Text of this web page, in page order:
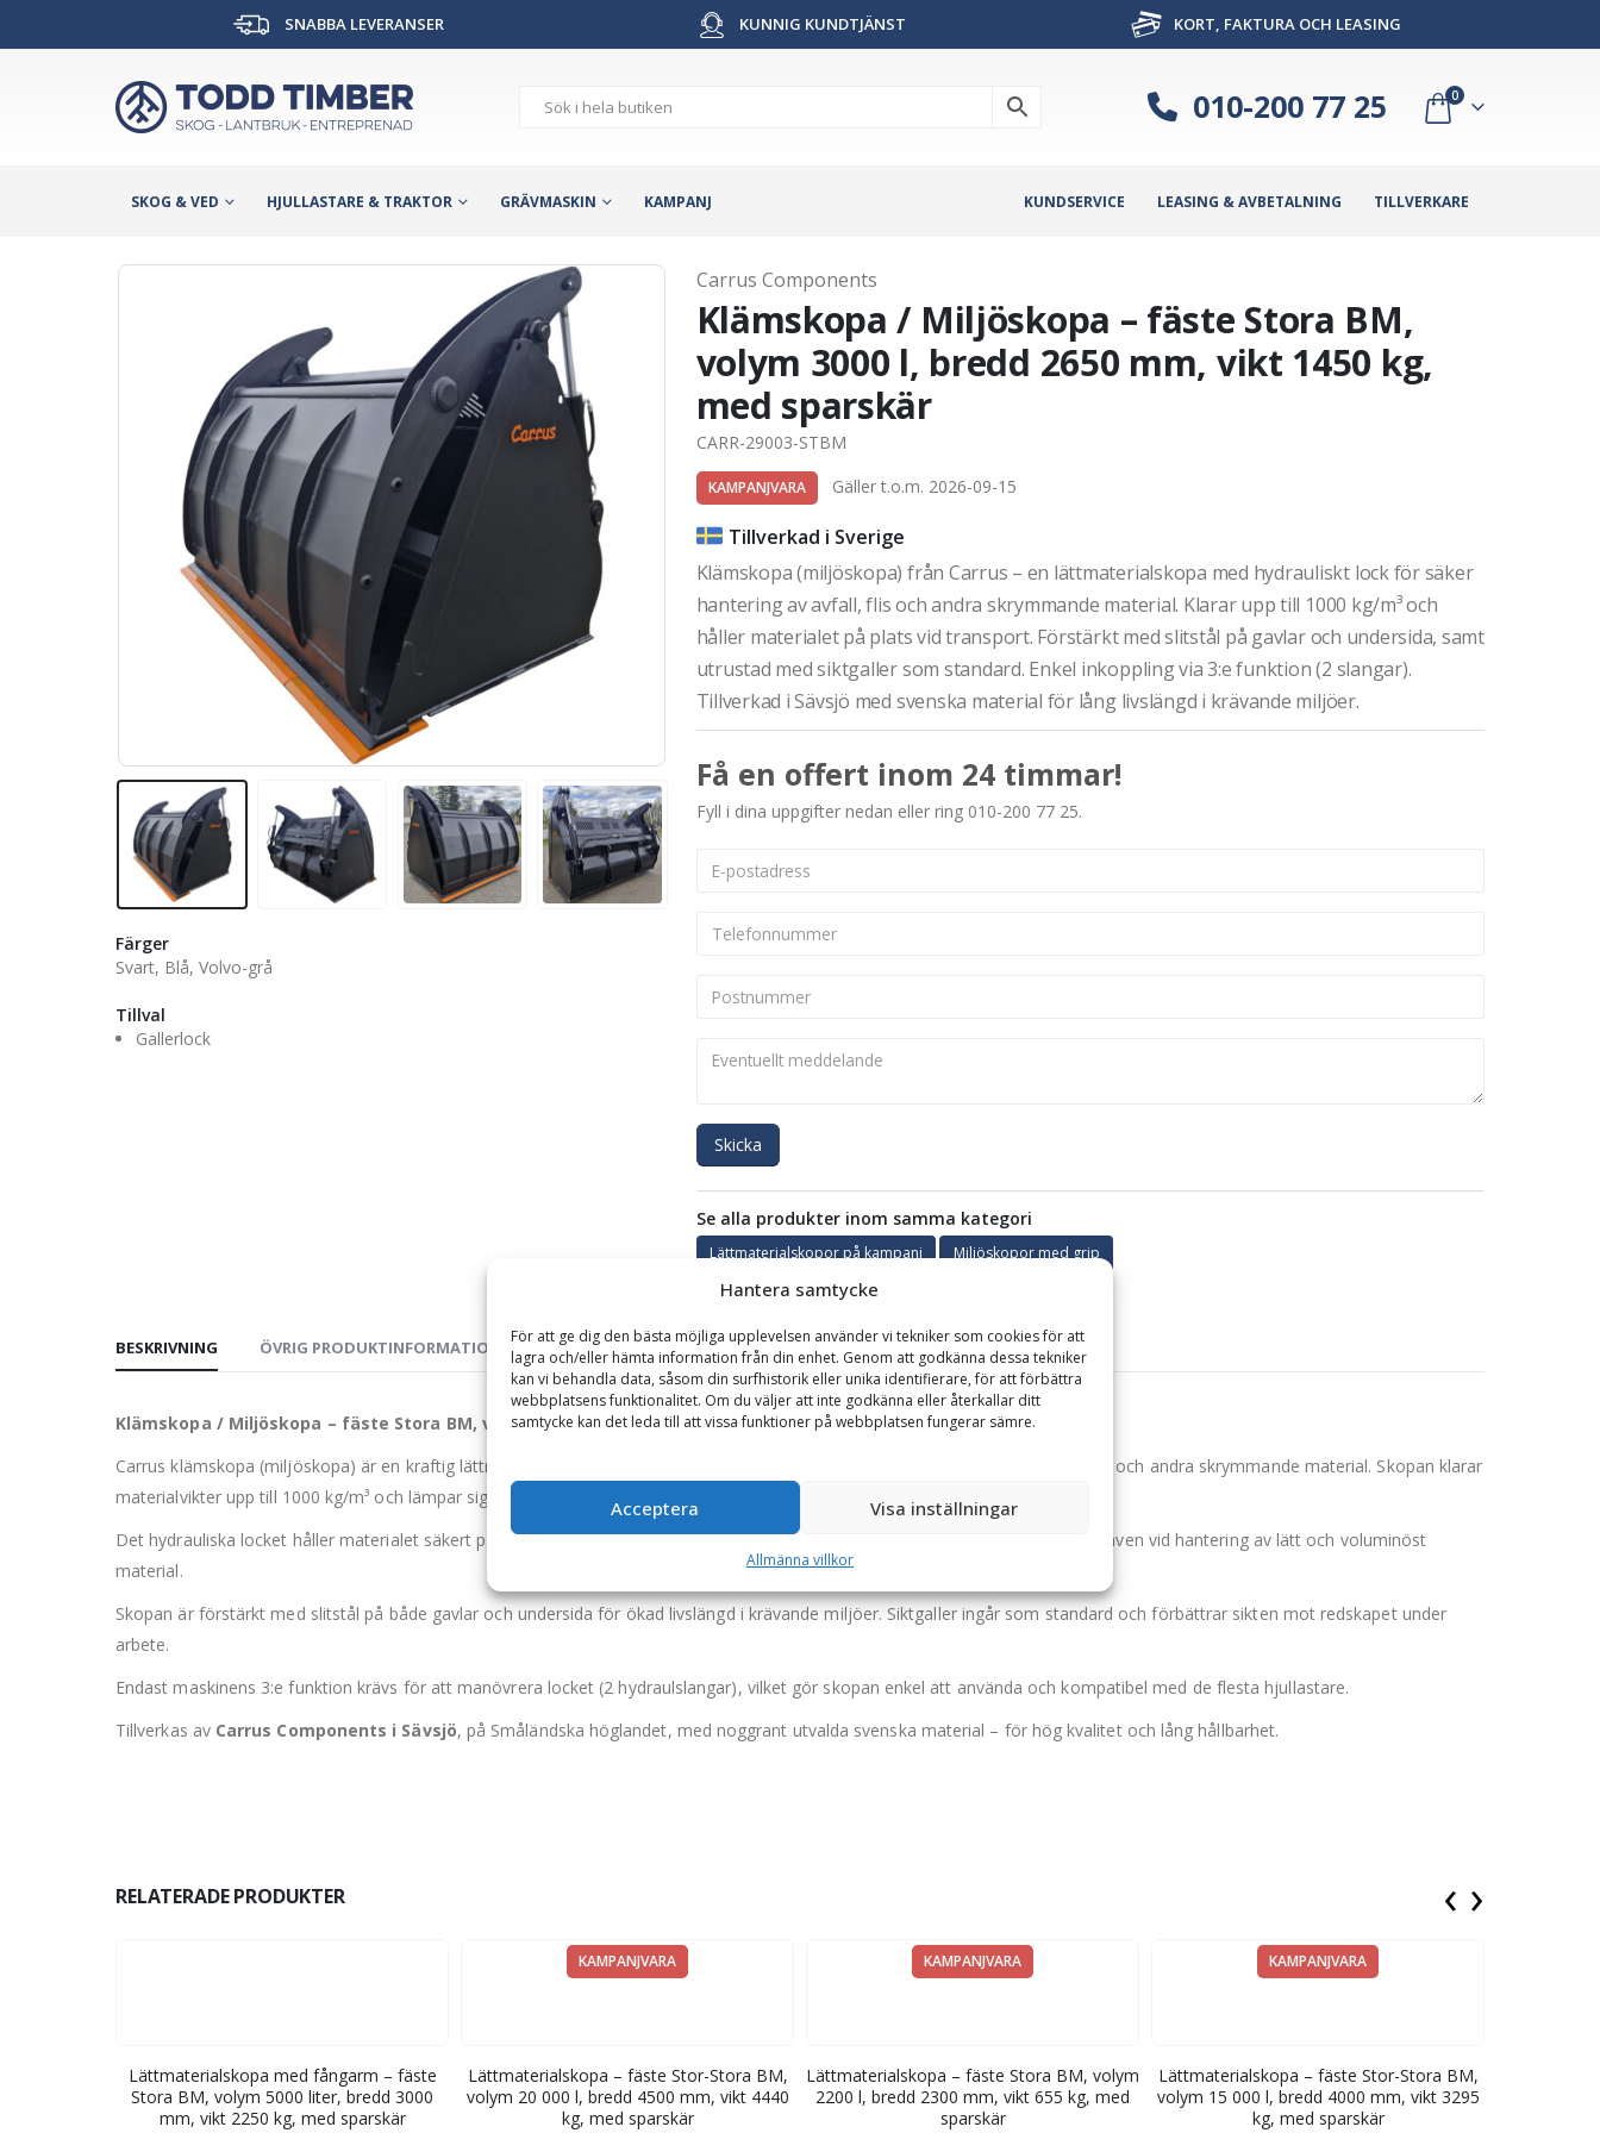
Hantera samtycke
För att ge dig den bästa möjliga upplevelsen använder vi tekniker som cookies för att
lagra och/eller hämta information från din enhet. Genom att godkänna dessa tekniker
kan vi behandla data, såsom din surfhistorik eller unika identifierare, för att förbättra
webbplatsens funktionalitet. Om du väljer att inte godkänna eller återkallar ditt
samtycke kan det leda till att vissa funktioner på webbplatsen fungerar sämre.
Acceptera Visa inställningar
Allmänna villkor
SNABBA LEVERANSER KUNNIG KUNDTJÄNST KORT, FAKTURA OCH LEASING
010-200 77 25 0
SKOG & VED HJULLASTARE & TRAKTOR GRÄVMASKIN KAMPANJ KUNDSERVICE LEASING & AVBETALNING TILLVERKARE
Färger
Svart, Blå, Volvo-grå
Tillval
Gallerlock
Carrus Components
Klämskopa / Miljöskopa – fäste Stora BM,
volym 3000 l, bredd 2650 mm, vikt 1450 kg,
med sparskär
CARR-29003-STBM
KAMPANJVARA Gäller t.o.m. 2026-09-15
Tillverkad i Sverige
Klämskopa (miljöskopa) från Carrus – en lättmaterialskopa med hydrauliskt lock för säker
hantering av avfall, flis och andra skrymmande material. Klarar upp till 1000 kg/m³ och
håller materialet på plats vid transport. Förstärkt med slitstål på gavlar och undersida, samt
utrustad med siktgaller som standard. Enkel inkoppling via 3:e funktion (2 slangar).
Tillverkad i Sävsjö med svenska material för lång livslängd i krävande miljöer.
Få en offert inom 24 timmar!
Fyll i dina uppgifter nedan eller ring 010-200 77 25.
Skicka
Se alla produkter inom samma kategori
Lättmaterialskopor på kampanj Miljöskopor med grip
BESKRIVNING ÖVRIG PRODUKTINFORMATION GARANTI
Klämskopa / Miljöskopa – fäste Stora BM, volym 3000 l, bredd 2650 mm, vikt 1450 kg, med sparskär
Carrus klämskopa (miljöskopa) är en kraftig lättmaterialskopa med hydrauliskt lock, utvecklad för effektiv hantering av avfall, flis och andra skrymmande material. Skopan klarar
materialvikter upp till 1000 kg/m³ och lämpar sig väl för användning på återvinningscentraler, terminaler och entreprenadarbeten.
Det hydrauliska locket håller materialet säkert på plats vid transport och lastning, vilket minimerar spill och ger bättre kontroll – även vid hantering av lätt och voluminöst
material.
Skopan är förstärkt med slitstål på både gavlar och undersida för ökad livslängd i krävande miljöer. Siktgaller ingår som standard och förbättrar sikten mot redskapet under
arbete.
Endast maskinens 3:e funktion krävs för att manövrera locket (2 hydraulslangar), vilket gör skopan enkel att använda och kompatibel med de flesta hjullastare.
Tillverkas av Carrus Components i Sävsjö, på Småländska höglandet, med noggrant utvalda svenska material – för hög kvalitet och lång hållbarhet.
RELATERADE PRODUKTER
Lättmaterialskopa med fångarm – fäste
Stora BM, volym 5000 liter, bredd 3000
mm, vikt 2250 kg, med sparskär
KAMPANJVARA
Lättmaterialskopa – fäste Stor-Stora BM,
volym 20 000 l, bredd 4500 mm, vikt 4440
kg, med sparskär
KAMPANJVARA
Lättmaterialskopa – fäste Stora BM, volym
2200 l, bredd 2300 mm, vikt 655 kg, med
sparskär
KAMPANJVARA
Lättmaterialskopa – fäste Stor-Stora BM,
volym 15 000 l, bredd 4000 mm, vikt 3295
kg, med sparskär
‹ ›